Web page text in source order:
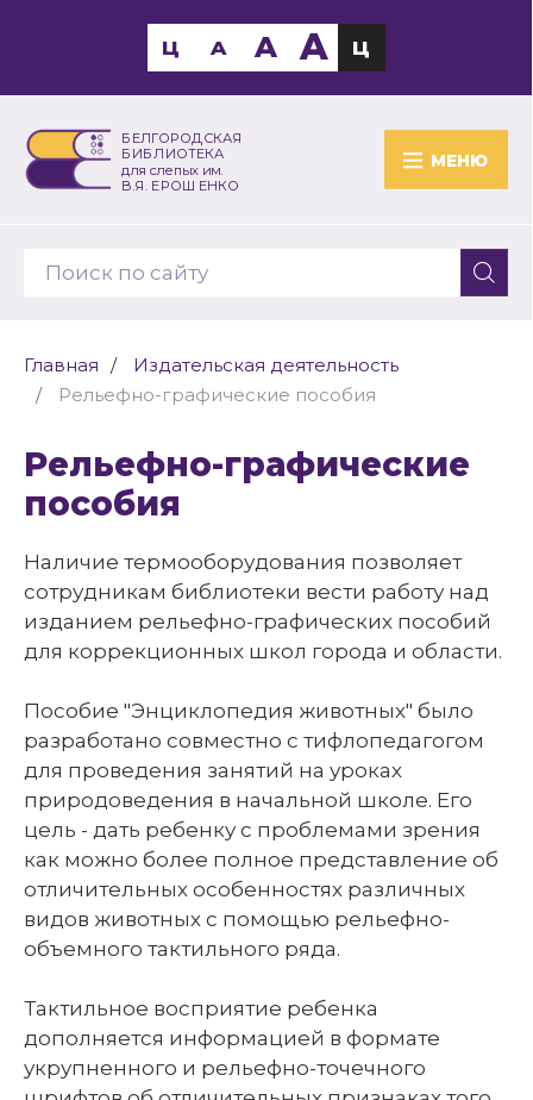
БЕЛГОРОДСКАЯ
БИБЛИОТЕКА
для слепых им.
В.Я. ЕРОШЕНКО
МЕНЮ
Ц A A A Ц
Главная
Издательская деятельность
Рельефно-графические пособия
Рельефно-графические
пособия
Наличие термооборудования позволяет
сотрудникам библиотеки вести работу над
изданием рельефно-графических пособий
для коррекционных школ города и области.
Пособие "Энциклопедия животных" было
разработано совместно с тифлопедагогом
для проведения занятий на уроках
природоведения в начальной школе. Его
цель - дать ребенку с проблемами зрения
как можно более полное представление об
отличительных особенностях различных
видов животных с помощью рельефно-
объемного тактильного ряда.
Тактильное восприятие ребенка
дополняется информацией в формате
укрупненного и рельефно-точечного